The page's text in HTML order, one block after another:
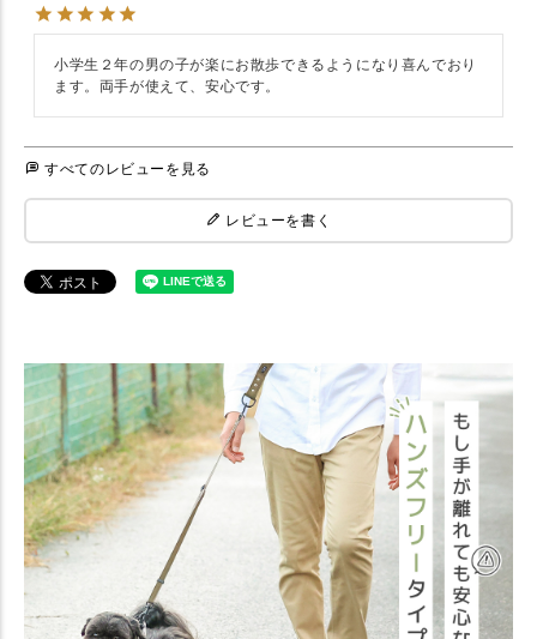
小学生２年の男の子が楽にお散歩できるようになり喜んでおり
ます。両手が使えて、安心です。
すべてのレビューを見る
レビューを書く